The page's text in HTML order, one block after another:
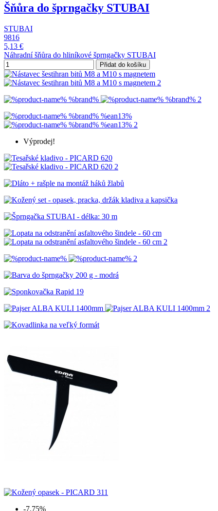
Šňůra do šprngačky STUBAI
STUBAI
9816
5,13 €
Náhradní šňůra do hliníkové šprngačky STUBAI
Přidat do košíku
Výprodej!
-7,75%